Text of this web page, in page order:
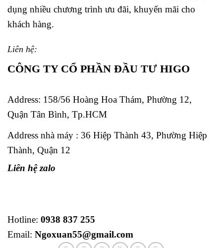
dụng nhiều chương trình ưu đãi, khuyến mãi cho
khách hàng.
Liên hệ:
CÔNG TY CỔ PHẦN ĐẦU TƯ HIGO
Address: 158/56 Hoàng Hoa Thám, Phường 12,
Quận Tân Bình, Tp.HCM
Address nhà máy : 36 Hiệp Thành 43, Phường Hiệp
Thành, Quận 12
Liên hệ zalo
Hotline: 0938 837 255
Email: Ngoxuan55@gmail.com